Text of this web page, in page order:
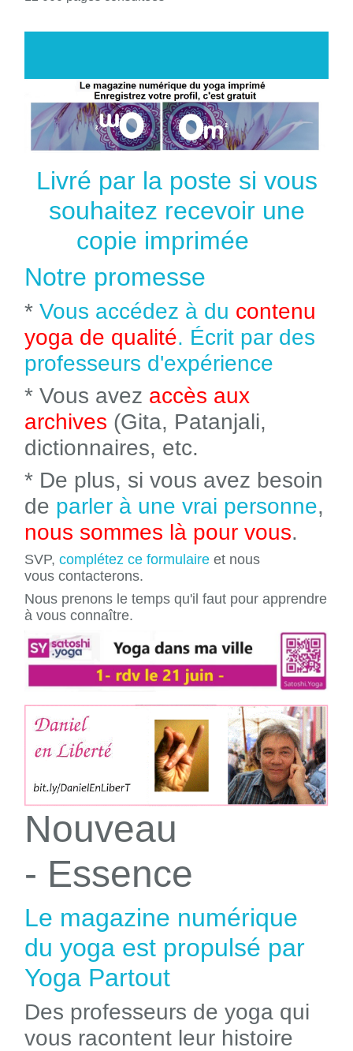
Livré par la poste si vous
souhaitez recevoir une
copie imprimée
Notre promesse
* Vous accédez à du contenu
yoga de qualité. Écrit par des
professeurs d'expérience
* Vous avez accès aux
archives (Gita, Patanjali,
dictionnaires, etc.
* De plus, si vous avez besoin
de parler à une vrai personne,
nous sommes là pour vous.
SVP, complétez ce formulaire et nous
vous contacterons.
Nous prenons le temps qu'il faut pour apprendre
à vous connaître.
Nouveau
- Essence
Le magazine numérique
du yoga est propulsé par
Yoga Partout
Des professeurs de yoga qui
vous racontent leur histoire